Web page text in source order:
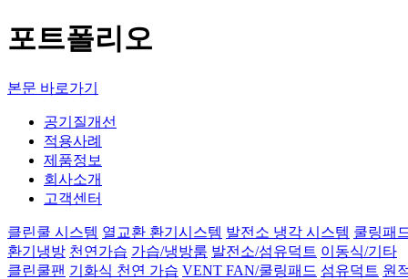
포트폴리오
본문 바로가기
공기질개선
적용사례
제품정보
회사소개
고객센터
클린쿨 시스템 열교환 환기시스템 발전소 냉각 시스템 쿨링패
환기냉방 천연가습 가습/냉방룸 발전소/섬유덕트 이동식/기타
클린쿨팬 기화식 천연 가습 VENT FAN/쿨링패드 섬유덕트 원